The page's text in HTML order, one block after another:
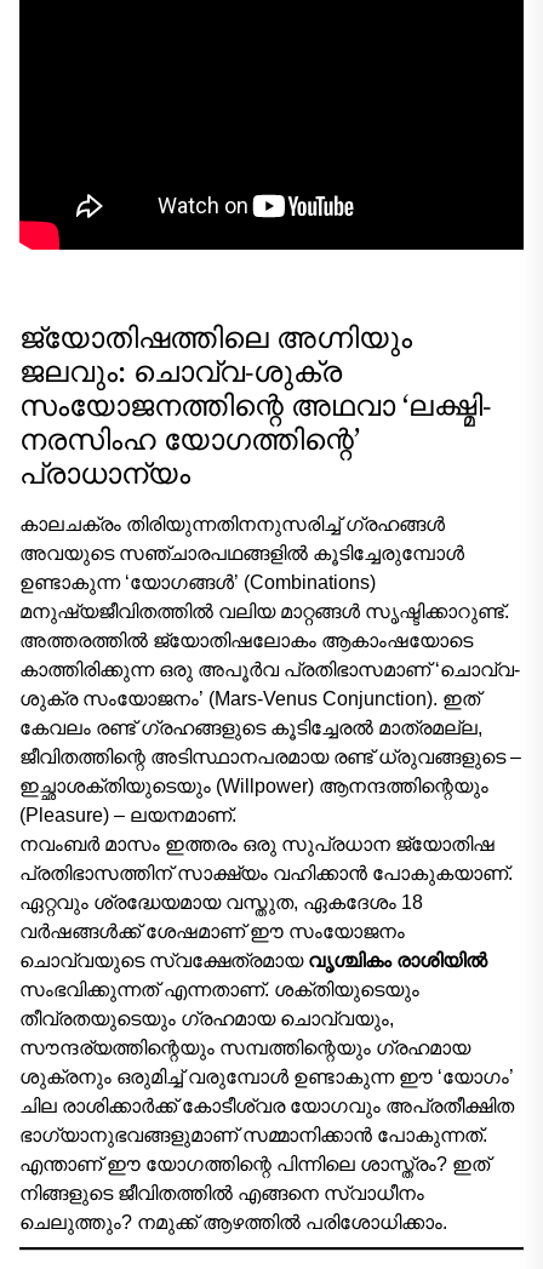
ജ്യോതിഷത്തിലെ അഗ്നിയും
ജലവും: ചൊവ്വ-ശുക്ര
സംയോജനത്തിന്റെ അഥവാ ‘ലക്ഷ്മി-
നരസിംഹ യോഗത്തിന്റെ’
പ്രാധാന്യം
കാലചക്രം തിരിയുന്നതിനനുസരിച്ച് ഗ്രഹങ്ങൾ
അവയുടെ സഞ്ചാരപഥങ്ങളിൽ കൂടിച്ചേരുമ്പോൾ
ഉണ്ടാകുന്ന ‘യോഗങ്ങൾ’ (Combinations)
മനുഷ്യജീവിതത്തിൽ വലിയ മാറ്റങ്ങൾ സൃഷ്ടിക്കാറുണ്ട്.
അത്തരത്തിൽ ജ്യോതിഷലോകം ആകാംഷയോടെ
കാത്തിരിക്കുന്ന ഒരു അപൂർവ പ്രതിഭാസമാണ് ‘ചൊവ്വ-
ശുക്ര സംയോജനം’ (Mars-Venus Conjunction). ഇത്
കേവലം രണ്ട് ഗ്രഹങ്ങളുടെ കൂടിച്ചേരൽ മാത്രമല്ല,
ജീവിതത്തിന്റെ അടിസ്ഥാനപരമായ രണ്ട് ധ്രുവങ്ങളുടെ –
ഇച്ഛാശക്തിയുടെയും (Willpower) ആനന്ദത്തിന്റെയും
(Pleasure) – ലയനമാണ്.
നവംബർ മാസം ഇത്തരം ഒരു സുപ്രധാന ജ്യോതിഷ
പ്രതിഭാസത്തിന് സാക്ഷ്യം വഹിക്കാൻ പോകുകയാണ്.
ഏറ്റവും ശ്രദ്ധേയമായ വസ്തുത, ഏകദേശം 18
വർഷങ്ങൾക്ക് ശേഷമാണ് ഈ സംയോജനം
ചൊവ്വയുടെ സ്വക്ഷേത്രമായ വൃശ്ചികം രാശിയിൽ
സംഭവിക്കുന്നത് എന്നതാണ്. ശക്തിയുടെയും
തീവ്രതയുടെയും ഗ്രഹമായ ചൊവ്വയും,
സൗന്ദര്യത്തിന്റെയും സമ്പത്തിന്റെയും ഗ്രഹമായ
ശുക്രനും ഒരുമിച്ച് വരുമ്പോൾ ഉണ്ടാകുന്ന ഈ ‘യോഗം’
ചില രാശിക്കാർക്ക് കോടീശ്വര യോഗവും അപ്രതീക്ഷിത
ഭാഗ്യാനുഭവങ്ങളുമാണ് സമ്മാനിക്കാൻ പോകുന്നത്.
എന്താണ് ഈ യോഗത്തിന്റെ പിന്നിലെ ശാസ്ത്രം? ഇത്
നിങ്ങളുടെ ജീവിതത്തിൽ എങ്ങനെ സ്വാധീനം
ചെലുത്തും? നമുക്ക് ആഴത്തിൽ പരിശോധിക്കാം.